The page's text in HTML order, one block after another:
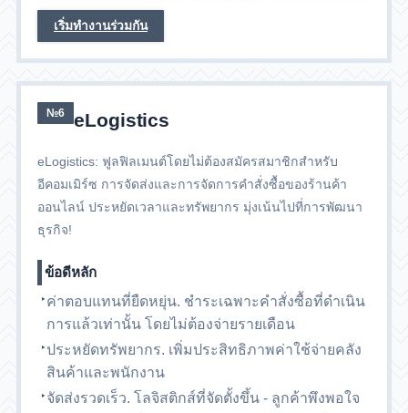
เริ่มทำงานร่วมกัน
№6 eLogistics
eLogistics: ฟูลฟิลเมนต์โดยไม่ต้องสมัครสมาชิกสำหรับ
อีคอมเมิร์ซ การจัดส่งและการจัดการคำสั่งซื้อของร้านค้า
ออนไลน์ ประหยัดเวลาและทรัพยากร มุ่งเน้นไปที่การพัฒนา
ธุรกิจ!
ข้อดีหลัก
ค่าตอบแทนที่ยืดหยุ่น. ชำระเฉพาะคำสั่งซื้อที่ดำเนิน
การแล้วเท่านั้น โดยไม่ต้องจ่ายรายเดือน
ประหยัดทรัพยากร. เพิ่มประสิทธิภาพค่าใช้จ่ายคลัง
สินค้าและพนักงาน
จัดส่งรวดเร็ว. โลจิสติกส์ที่จัดตั้งขึ้น - ลูกค้าพึงพอใจ